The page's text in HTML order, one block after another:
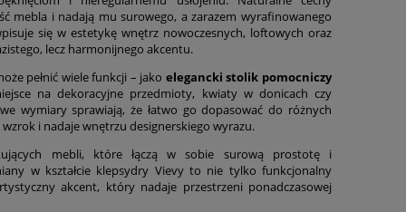
mebla i nadają mu surowego, a zarazem wyrafinowanego
się w estetykę wnętrz nowoczesnych, loftowych oraz
lecz harmonijnego akcentu.
pełnić wiele funkcji – jako elegancki stolik pomocniczy
na dekoracyjne przedmioty, kwiaty w donicach czy
wymiary sprawiają, że łatwo go dopasować do różnych
i nadaje wnętrzu designerskiego wyrazu.
mebli, które łączą w sobie surową prostotę i
w kształcie klepsydry Vievy to nie tylko funkcjonalny
akcent, który nadaje przestrzeni ponadczasowej